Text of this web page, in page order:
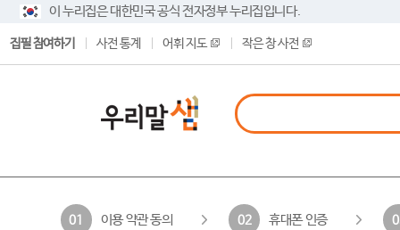
이 누리집은 대한민국 공식 전자정부 누리집입니다.
집필 참여하기 사전 통계 어휘 지도 작은 창 사전
01 이용 약관 동의 02 휴대폰 인증